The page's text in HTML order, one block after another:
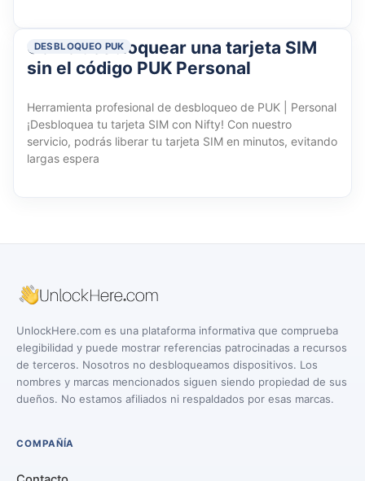
DESBLOQUEO PUK
Cómo desbloquear una tarjeta SIM
sin el código PUK Personal
Herramienta profesional de desbloqueo de PUK | Personal
¡Desbloquea tu tarjeta SIM con Nifty! Con nuestro
servicio, podrás liberar tu tarjeta SIM en minutos, evitando
largas espera
UnlockHere.com es una plataforma informativa que comprueba
elegibilidad y puede mostrar referencias patrocinadas a recursos
de terceros. Nosotros no desbloqueamos dispositivos. Los
nombres y marcas mencionados siguen siendo propiedad de sus
dueños. No estamos afiliados ni respaldados por esas marcas.
COMPAÑÍA